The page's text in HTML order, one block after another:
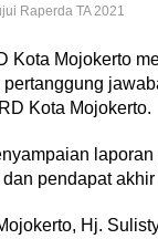
Raperda TA 2021
Kota Mojokerto
Kota Mojokerto.
pendapat
Hj.